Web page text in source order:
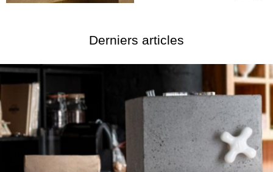
Derniers articles